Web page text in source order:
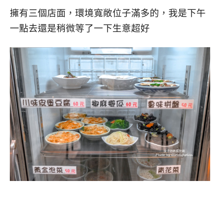
擁有三個店面，環境寬敞位子滿多的，我是下午
一點去還是稍微等了一下生意超好